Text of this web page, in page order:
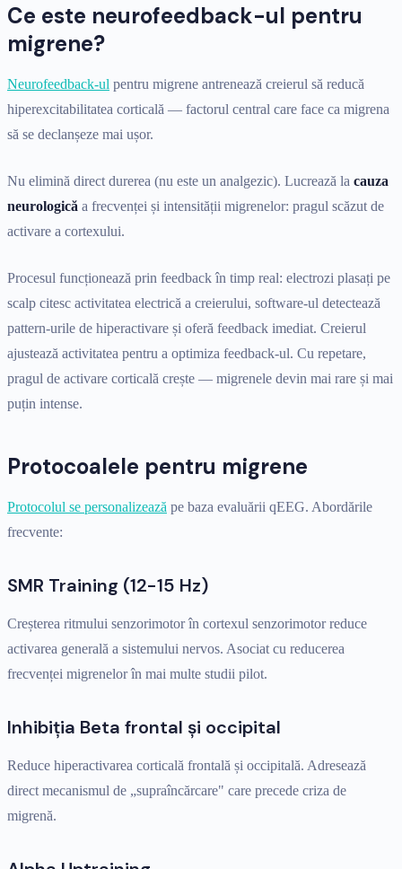
Ce este neurofeedback-ul pentru
migrene?
Neurofeedback-ul pentru migrene antrenează creierul să reducă
hiperexcitabilitatea corticală — factorul central care face ca migrena
să se declanșeze mai ușor.
Nu elimină direct durerea (nu este un analgezic). Lucrează la cauza
neurologică a frecvenței și intensității migrenelor: pragul scăzut de
activare a cortexului.
Procesul funcționează prin feedback în timp real: electrozi plasați pe
scalp citesc activitatea electrică a creierului, software-ul detectează
pattern-urile de hiperactivare și oferă feedback imediat. Creierul
ajustează activitatea pentru a optimiza feedback-ul. Cu repetare,
pragul de activare corticală crește — migrenele devin mai rare și mai
puțin intense.
Protocoalele pentru migrene
Protocolul se personalizează pe baza evaluării qEEG. Abordările
frecvente:
SMR Training (12-15 Hz)
Creșterea ritmului senzorimotor în cortexul senzorimotor reduce
activarea generală a sistemului nervos. Asociat cu reducerea
frecvenței migrenelor în mai multe studii pilot.
Inhibiția Beta frontal și occipital
Reduce hiperactivarea corticală frontală și occipitală. Adresează
direct mecanismul de „supraîncărcare" care precede criza de
migrenă.